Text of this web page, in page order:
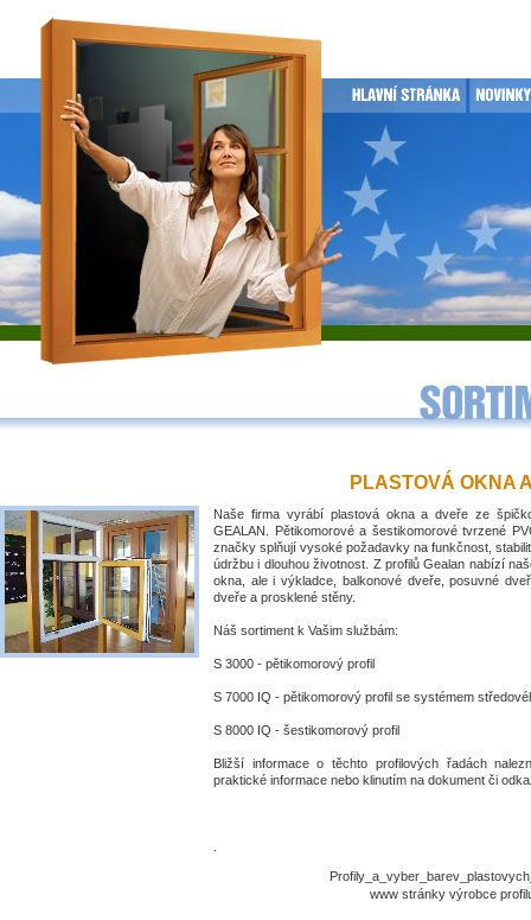
PLASTOVÁ OKNA
Naše firma vyrábí plastová okna a dveře ze
GEALAN. Pětikomorové a šestikomorové tvrzené
značky splňují vysoké požadavky na funkčnost,
údržbu i dlouhou životnost. Z profilů Gealan nabízí
okna, ale i výkladce, balkonové dveře, posuvné
dveře a prosklené stěny.
Náš sortiment k Vašim službám:
S 3000 - pětikomorový profil
S 7000 IQ - pětikomorový profil se systémem
S 8000 IQ - šestikomorový profil
Bližší informace o těchto profilových řadách
praktické informace nebo klinutím na dokument či
www stránky výrobce